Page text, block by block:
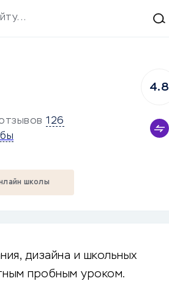
126
4.8
школы
дизайна и школьных
пробным уроком.